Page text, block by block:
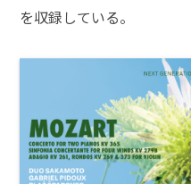
を収録している。